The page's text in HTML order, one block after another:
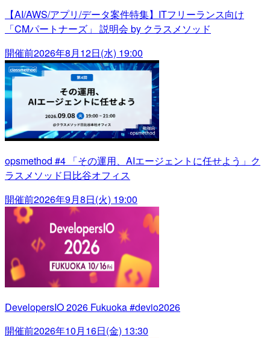
【AI/AWS/アプリ/データ案件特集】ITフリーランス向け
「CMパートナーズ」 説明会 by クラスメソッド
開催前2026年8月12日(水) 19:00
opsmethod #4 「その運用、AIエージェントに任せよう」ク
ラスメソッド日比谷オフィス
開催前2026年9月8日(火) 19:00
DevelopersIO 2026 Fukuoka #devio2026
開催前2026年10月16日(金) 13:30